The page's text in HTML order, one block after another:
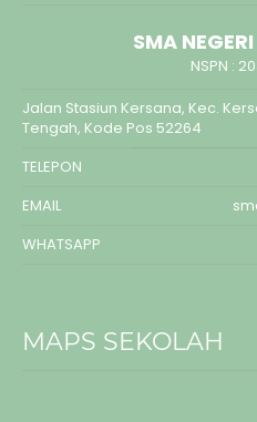
SMA
NSPN :
Jalan Stasiun Kersana, Kec.
Tengah, Kode Pos 52264
TELEPON
EMAIL
WHATSAPP
MAPS SEKOLAH